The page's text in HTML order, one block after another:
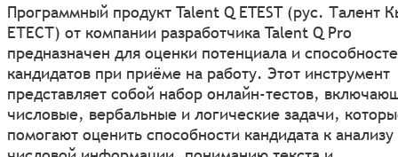
Программный продукт Talent Q ETEST (рус. Талент
ЕТЕСТ) от компании разработчика Talent Q Pro
предназначен для оценки потенциала и
кандидатов при приёме на работу. Этот инструмент
представляет собой набор онлайн-тестов,
числовые, вербальные и логические задачи,
помогают оценить способности кандидата к анализу